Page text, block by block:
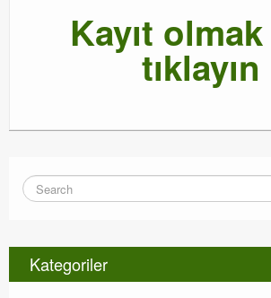
Kayıt
tıklayın
Kategoriler